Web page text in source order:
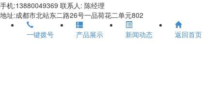
手机:13880049369 联系人: 陈经理
地址:成都市北站东二路26号一品荷花二单元802
一键拨号
产品展示 新闻动态 返回首页